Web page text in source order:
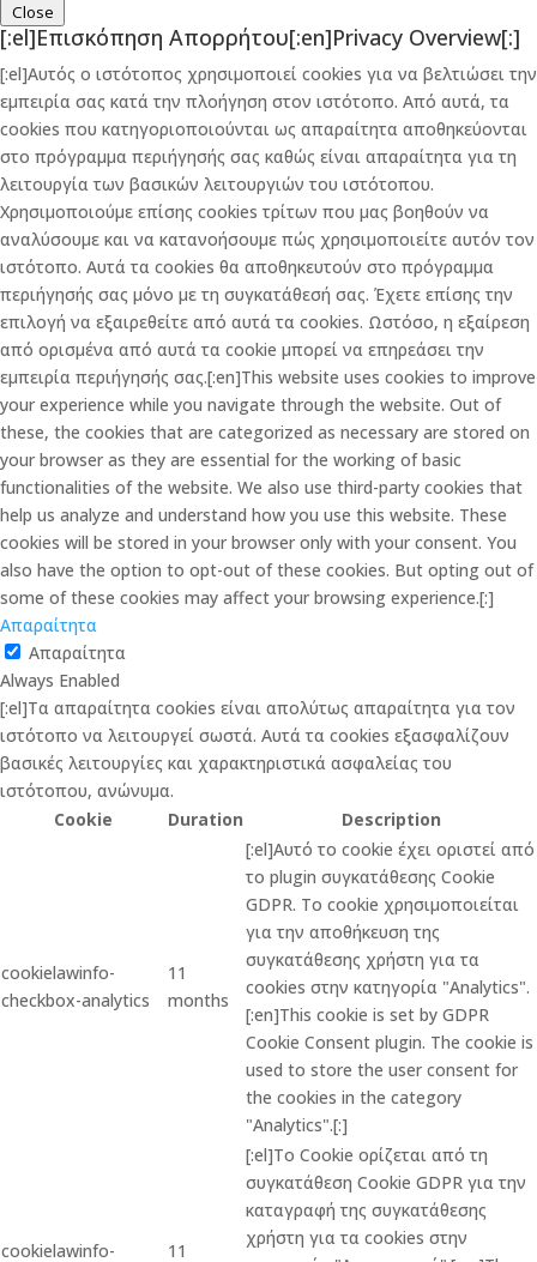
Close
[:el]Επισκόπηση Απορρήτου[:en]Privacy Overview[:]
[:el]Αυτός ο ιστότοπος χρησιμοποιεί cookies για να βελτιώσει την
εμπειρία σας κατά την πλοήγηση στον ιστότοπο. Από αυτά, τα
cookies που κατηγοριοποιούνται ως απαραίτητα αποθηκεύονται
στο πρόγραμμα περιήγησής σας καθώς είναι απαραίτητα για τη
λειτουργία των βασικών λειτουργιών του ιστότοπου.
Χρησιμοποιούμε επίσης cookies τρίτων που μας βοηθούν να
αναλύσουμε και να κατανοήσουμε πώς χρησιμοποιείτε αυτόν τον
ιστότοπο. Αυτά τα cookies θα αποθηκευτούν στο πρόγραμμα
περιήγησής σας μόνο με τη συγκατάθεσή σας. Έχετε επίσης την
επιλογή να εξαιρεθείτε από αυτά τα cookies. Ωστόσο, η εξαίρεση
από ορισμένα από αυτά τα cookie μπορεί να επηρεάσει την
εμπειρία περιήγησής σας.[:en]This website uses cookies to improve
your experience while you navigate through the website. Out of
these, the cookies that are categorized as necessary are stored on
your browser as they are essential for the working of basic
functionalities of the website. We also use third-party cookies that
help us analyze and understand how you use this website. These
cookies will be stored in your browser only with your consent. You
also have the option to opt-out of these cookies. But opting out of
some of these cookies may affect your browsing experience.[:]
Απαραίτητα
Απαραίτητα
Always Enabled
[:el]Τα απαραίτητα cookies είναι απολύτως απαραίτητα για τον
ιστότοπο να λειτουργεί σωστά. Αυτά τα cookies εξασφαλίζουν
βασικές λειτουργίες και χαρακτηριστικά ασφαλείας του
ιστότοπου, ανώνυμα.
Cookie
Duration Description
cookielawinfo-
checkbox-analytics
11
months
[:el]Αυτό το cookie έχει οριστεί από
το plugin συγκατάθεσης Cookie
GDPR. Το cookie χρησιμοποιείται
για την αποθήκευση της
συγκατάθεσης χρήστη για τα
cookies στην κατηγορία "Analytics".
[:en]This cookie is set by GDPR
Cookie Consent plugin. The cookie is
used to store the user consent for
the cookies in the category
"Analytics".[:]
cookielawinfo- 11
[:el]Το Cookie ορίζεται από τη
συγκατάθεση Cookie GDPR για την
καταγραφή της συγκατάθεσης
χρήστη για τα cookies στην